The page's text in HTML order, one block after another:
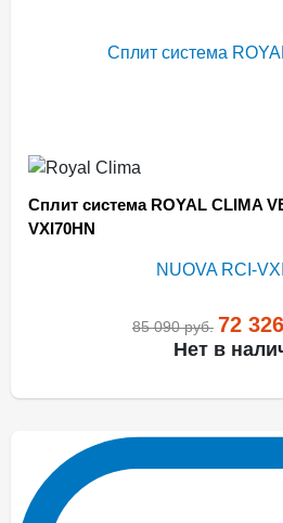
Сплит система ROYAL CLIMA
VXI70HN
85 090руб. 72
Нет в